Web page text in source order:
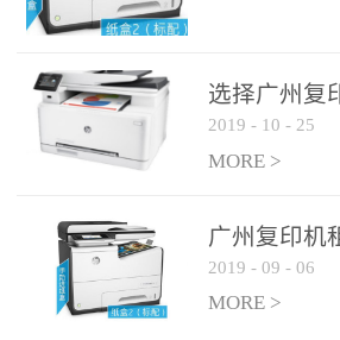
2019 - 10 - 25
MORE >
2019 - 09 - 06
MORE >